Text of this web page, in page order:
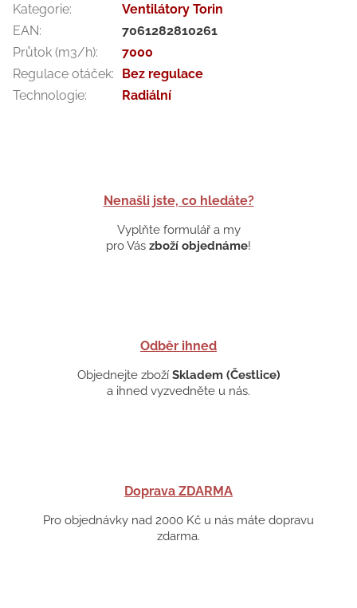
Nenašli jste, co hledáte?
Vyplňte formulář a my
pro Vás zboží objednáme!
Odběr ihned
Objednejte zboží Skladem (Čestlice)
a ihned vyzvedněte u nás.
Doprava ZDARMA
Pro objednávky nad 2000 Kč u nás máte dopravu
zdarma.
Kategorie:
Ventilátory Torin
EAN:
7061282810261
Průtok (m3/h):
7000
Regulace otáček:
Bez regulace
Technologie: Radiální